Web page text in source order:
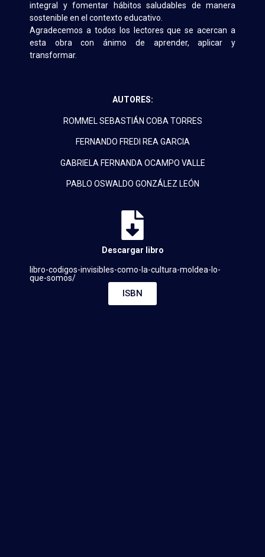
integral y fomentar hábitos saludables de manera
sostenible en el contexto educativo.
Agradecemos a todos los lectores que se acercan a
esta obra con ánimo de aprender, aplicar y
transformar.
AUTORES:
ROMMEL SEBASTIÁN COBA TORRES
FERNANDO FREDI REA GARCIA
GABRIELA FERNANDA OCAMPO VALLE
PABLO OSWALDO GONZÁLEZ LEÓN
Descargar libro
libro-codigos-invisibles-como-la-cultura-moldea-lo-
que-somos/
ISBN